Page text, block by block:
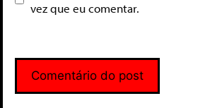
vez que eu comentar.